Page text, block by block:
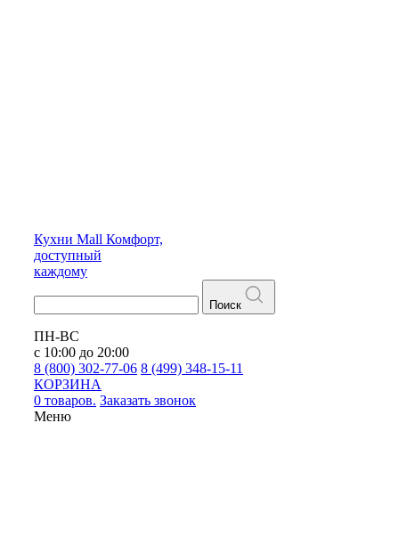
Кухни Mall Комфорт,
доступный
каждому
Поиск
ПН-ВС
с 10:00 до 20:00
8 (800) 302-77-06 8 (499) 348-15-11
КОРЗИНА
0 товаров. Заказать звонок
Меню